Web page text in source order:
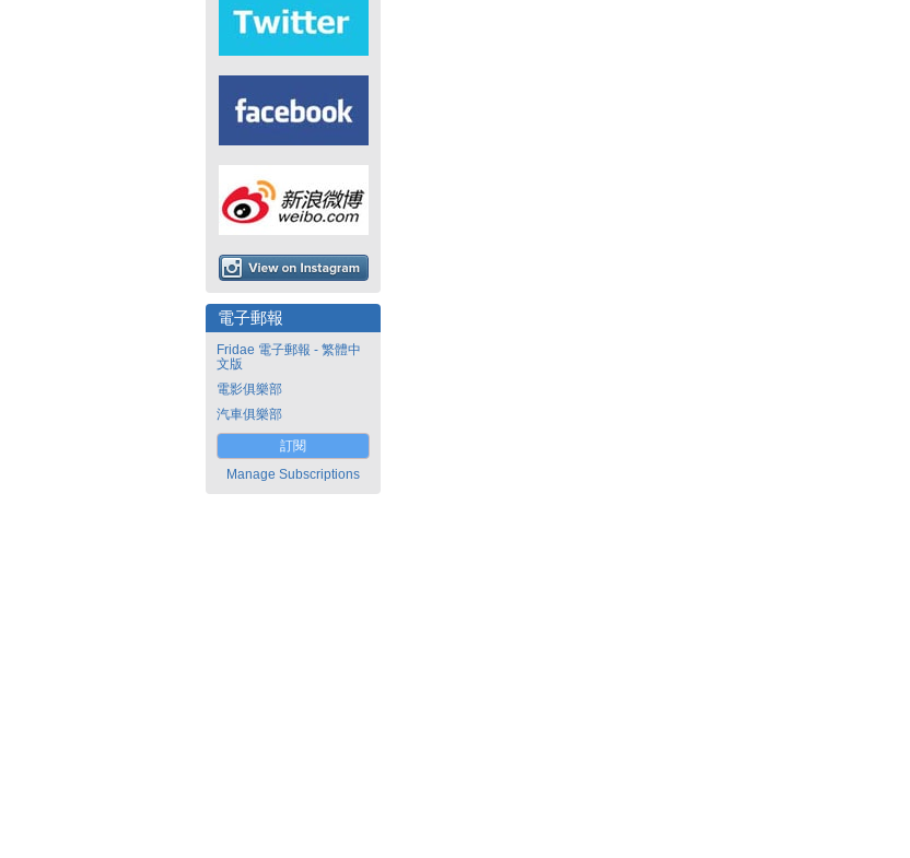
電子郵報
Fridae 電子郵報 - 繁體中
文版
電影俱樂部
汽車俱樂部
訂閱
Manage Subscriptions